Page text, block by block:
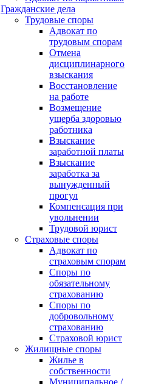
Гражданские дела
Трудовые споры
Адвокат по
трудовым спорам
Отмена
дисциплинарного
взыскания
Восстановление
на работе
Возмещение
ущерба здоровью
работника
Взыскание
заработной платы
Взыскание
заработка за
вынужденный
прогул
Компенсация при
увольнении
Трудовой юрист
Страховые споры
Адвокат по
страховым спорам
Споры по
обязательному
страхованию
Споры по
добровольному
страхованию
Страховой юрист
Жилищные споры
Жилье в
собственности
Муниципальное /